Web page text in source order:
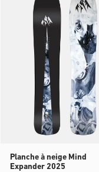
Planche à neige Mind
Expander 2025